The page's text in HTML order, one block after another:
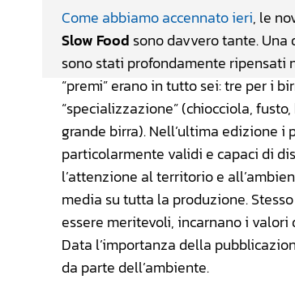
Come abbiamo accennato ieri, le
Slow Food sono davvero tante.
sono stati profondamente ripensati
“premi” erano in tutto sei: tre per i
“specializzazione” (chiocciola,
grande birra). Nell’ultima edizione
particolarmente validi e capaci di
l’attenzione al territorio e
media su tutta la produzione.
essere meritevoli, incarnano i valori
Data l’importanza della
da parte dell’ambiente.